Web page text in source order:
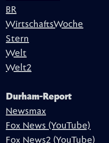
BR
WirtschaftsWoche
Stern
Welt
Welt2
Durham-Report
Newsmax
Fox News (YouTube)
Fox News2 (YouTube)